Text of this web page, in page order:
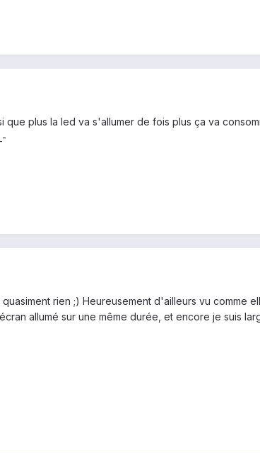
que plus la led va s'allumer de fois plus ça va
rien ;) Heureusement d'ailleurs vu
allumé sur une même durée, et encore je suis